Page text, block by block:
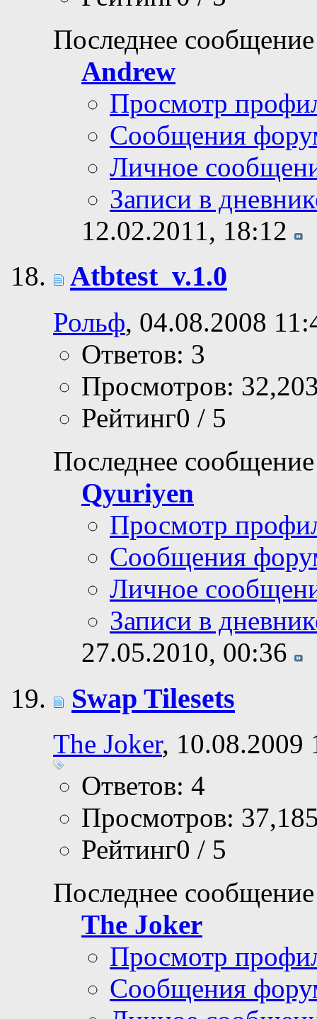
Последнее
Andrew
Просмотр
Сообщения
Личное
Записи в
12.02.2011, 18:12
Atbtest_v.1.0
Рольф, 04.08.2008
Ответов: 3
Просмотров:
Рейтинг0 / 5
Последнее
Qyuriyen
Просмотр
Сообщения
Личное
Записи в
27.05.2010, 00:36
Swap Tilesets
The Joker, 10.08.2009
Ответов: 4
Просмотров:
Рейтинг0 / 5
Последнее
The Joker
Просмотр
Сообщения